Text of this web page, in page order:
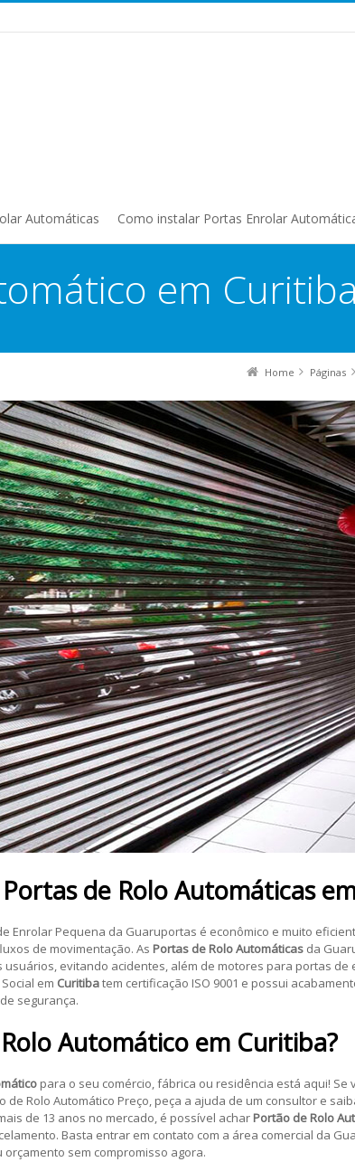
Automáticas Como instalar Portas Enrolar
em Curitiba
Home Páginas
Portas de Rolo Automáticas
Enrolar Pequena da Guaruportas é econômico e muito
de movimentação. As Portas de Rolo Automáticas da
evitando acidentes, além de motores para portas
em Curitibatem certificação ISO 9001 e possui
segurança.
Automático em Curitiba?
para o seu comércio, fábrica ou residência está aqui!
Rolo Automático Preço, peça a ajuda de um consultor e
de 13 anos no mercado, é possível achar Portão de Rolo
Basta entrar em contato com a área comercial da
orçamento sem compromisso agora.